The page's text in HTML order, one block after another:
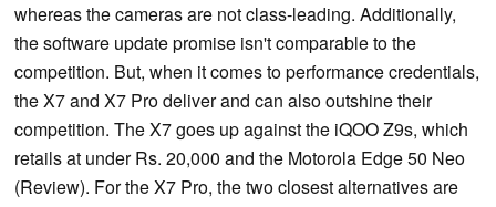
whereas the cameras are not class-leading. Additionally,
the software update promise isn't comparable to the
competition. But, when it comes to performance credentials,
the X7 and X7 Pro deliver and can also outshine their
competition. The X7 goes up against the iQOO Z9s, which
retails at under Rs. 20,000 and the Motorola Edge 50 Neo
(Review). For the X7 Pro, the two closest alternatives are